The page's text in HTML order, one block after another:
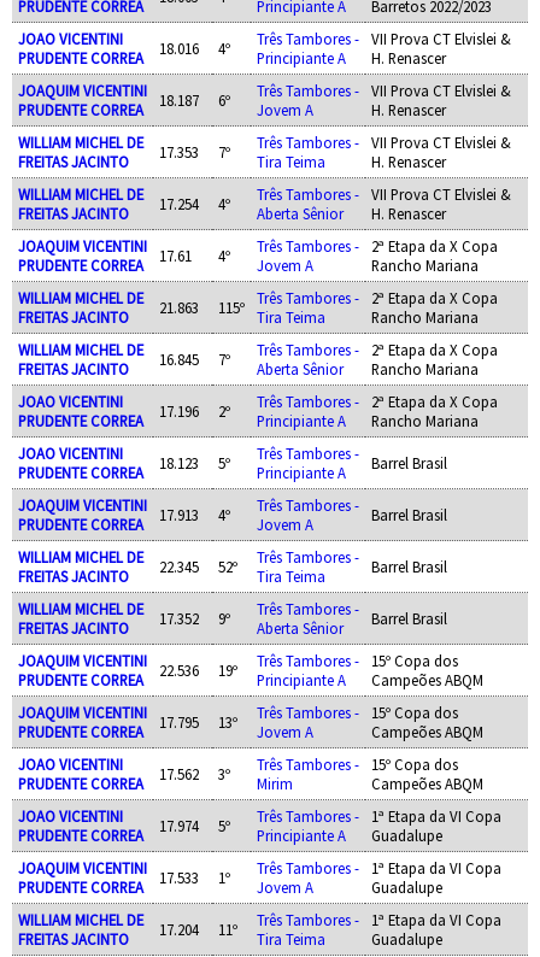
PRUDENTE CORREA Principiante A
Barretos 2022/2023
JOAO VICENTINI
PRUDENTE CORREA
18.016 4º
Três Tambores -
Principiante A
VII Prova CT Elvislei &
H. Renascer
JOAQUIM VICENTINI
PRUDENTE CORREA
18.187 6º
Três Tambores -
Jovem A
VII Prova CT Elvislei &
H. Renascer
WILLIAM MICHEL DE
FREITAS JACINTO
17.353 7º
Três Tambores -
Tira Teima
VII Prova CT Elvislei &
H. Renascer
WILLIAM MICHEL DE
FREITAS JACINTO
17.254 4º
Três Tambores -
Aberta Sênior
VII Prova CT Elvislei &
H. Renascer
JOAQUIM VICENTINI
PRUDENTE CORREA
17.61 4º
Três Tambores -
Jovem A
2ª Etapa da X Copa
Rancho Mariana
WILLIAM MICHEL DE
FREITAS JACINTO
21.863 115º
Três Tambores -
Tira Teima
2ª Etapa da X Copa
Rancho Mariana
WILLIAM MICHEL DE
FREITAS JACINTO
16.845 7º
Três Tambores -
Aberta Sênior
2ª Etapa da X Copa
Rancho Mariana
JOAO VICENTINI
PRUDENTE CORREA
17.196 2º
Três Tambores -
Principiante A
2ª Etapa da X Copa
Rancho Mariana
JOAO VICENTINI
PRUDENTE CORREA
18.123 5º
Três Tambores -
Principiante A
Barrel Brasil
JOAQUIM VICENTINI
PRUDENTE CORREA
17.913 4º
Três Tambores -
Jovem A
Barrel Brasil
WILLIAM MICHEL DE
FREITAS JACINTO
22.345 52º
Três Tambores -
Tira Teima
Barrel Brasil
WILLIAM MICHEL DE
FREITAS JACINTO
17.352 9º
Três Tambores -
Aberta Sênior
Barrel Brasil
JOAQUIM VICENTINI
PRUDENTE CORREA
22.536 19º
Três Tambores -
Principiante A
15º Copa dos
Campeões ABQM
JOAQUIM VICENTINI
PRUDENTE CORREA
17.795 13º
Três Tambores -
Jovem A
15º Copa dos
Campeões ABQM
JOAO VICENTINI
PRUDENTE CORREA
17.562 3º
Três Tambores -
Mirim
15º Copa dos
Campeões ABQM
JOAO VICENTINI
PRUDENTE CORREA
17.974 5º
Três Tambores -
Principiante A
1ª Etapa da VI Copa
Guadalupe
JOAQUIM VICENTINI
PRUDENTE CORREA
17.533 1º
Três Tambores -
Jovem A
1ª Etapa da VI Copa
Guadalupe
WILLIAM MICHEL DE
FREITAS JACINTO
17.204 11º
Três Tambores -
Tira Teima
1ª Etapa da VI Copa
Guadalupe